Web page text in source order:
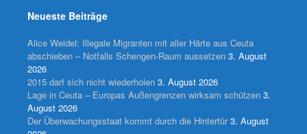
Neueste Beiträge
Alice Weidel: Illegale Migranten mit aller Härte aus Ceuta
abschieben – Notfalls Schengen-Raum aussetzen 3. August
2026
2015 darf sich nicht wiederholen 3. August 2026
Lage in Ceuta – Europas Außengrenzen wirksam schützen 3.
August 2026
Der Überwachungsstaat kommt durch die Hintertür 3. August